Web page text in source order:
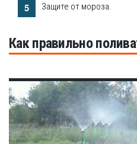
Защите от мороза.
Как правильно